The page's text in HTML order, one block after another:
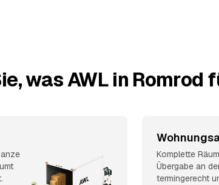
was AWL in Romrod
Komplette
Übergabe an
termingerecht